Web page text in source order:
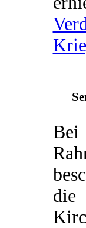
Bei
die